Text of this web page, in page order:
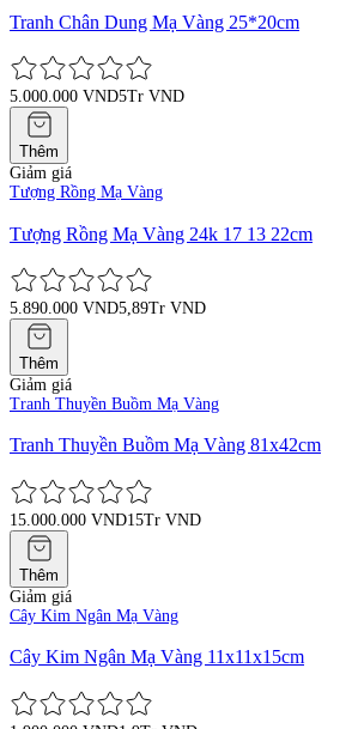
Tranh Chân Dung Mạ Vàng 25*20cm
5.000.000 VND5Tr VND
Thêm
Giảm giá
Tượng Rồng Mạ Vàng
Tượng Rồng Mạ Vàng 24k 17 13 22cm
5.890.000 VND5,89Tr VND
Thêm
Giảm giá
Tranh Thuyền Buồm Mạ Vàng
Tranh Thuyền Buồm Mạ Vàng 81x42cm
15.000.000 VND15Tr VND
Thêm
Giảm giá
Cây Kim Ngân Mạ Vàng
Cây Kim Ngân Mạ Vàng 11x11x15cm